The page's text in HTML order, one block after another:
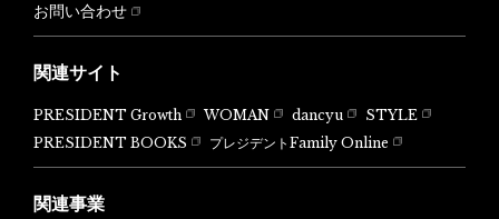
お問い合わせ
関連サイト
PRESIDENT Growth WOMAN dancyu
STYLE
PRESIDENT BOOKS
プレジデントFamily Online
関連事業